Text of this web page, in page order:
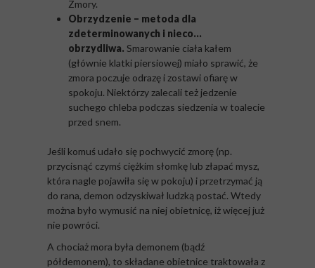
Zmory.
Obrzydzenie – metoda dla
zdeterminowanych i nieco...
obrzydliwa. Smarowanie ciała kałem
(głównie klatki piersiowej) miało sprawić, że
zmora poczuje odrazę i zostawi ofiarę w
spokoju. Niektórzy zalecali też jedzenie
suchego chleba podczas siedzenia w toalecie
przed snem.
Jeśli komuś udało się pochwycić zmorę (np.
przycisnąć czymś ciężkim słomkę lub złapać mysz,
która nagle pojawiła się w pokoju) i przetrzymać ją
do rana, demon odzyskiwał ludzką postać. Wtedy
można było wymusić na niej obietnicę, iż więcej już
nie powróci.
A chociaż mora była demonem (bądź
półdemonem), to składane obietnice traktowała z